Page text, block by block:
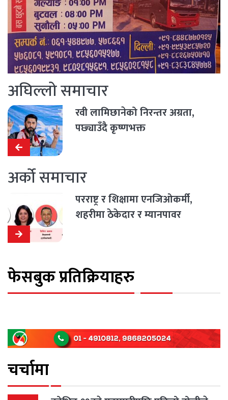
अघिल्लो समाचार
रवी लामिछानेको निरन्तर अग्रता,
पछ्याउँदै कृष्णभक्त
अर्को समाचार
परराष्ट्र र शिक्षामा एनजिओकर्मी,
शहरीमा ठेकेदार र म्यानपावर
फेसबुक प्रतिक्रियाहरु
चर्चामा